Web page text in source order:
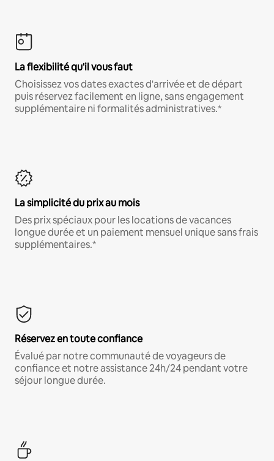
La flexibilité qu'il vous faut
Choisissez vos dates exactes d'arrivée et de départ
puis réservez facilement en ligne, sans engagement
supplémentaire ni formalités administratives.*
La simplicité du prix au mois
Des prix spéciaux pour les locations de vacances
longue durée et un paiement mensuel unique sans frais
supplémentaires.*
Réservez en toute confiance
Évalué par notre communauté de voyageurs de
confiance et notre assistance 24h/24 pendant votre
séjour longue durée.